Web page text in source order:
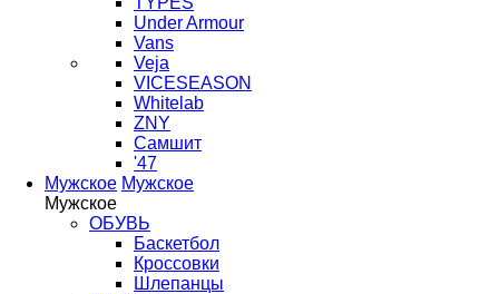
Under Armour
Vans
Veja
VICESEASON
Whitelab
ZNY
Самшит
'47
Мужское Мужское
Мужское
ОБУВЬ
Баскетбол
Кроссовки
Шлепанцы